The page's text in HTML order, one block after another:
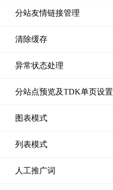
分站友情链接管理
清除缓存
异常状态处理
分站点预览及TDK单页设置
图表模式
列表模式
人工推广词